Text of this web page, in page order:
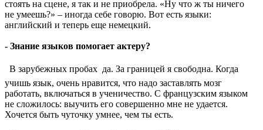
стоять на сцене, я так и не приобрела. «Ну что ж ты ничего
не умеешь?» – иногда себе говорю. Вот есть языки:
английский и теперь еще немецкий.
- Знание языков помогает актеру?
 В зарубежных пробах  да. За границей я свободна. Когда
учишь язык, очень нравится, что надо заставлять мозг
работать, включаться в ученичество. С французским языком
не сложилось: выучить его совершенно мне не удается.
Хочется быть чуточку умнее, чем ты есть.